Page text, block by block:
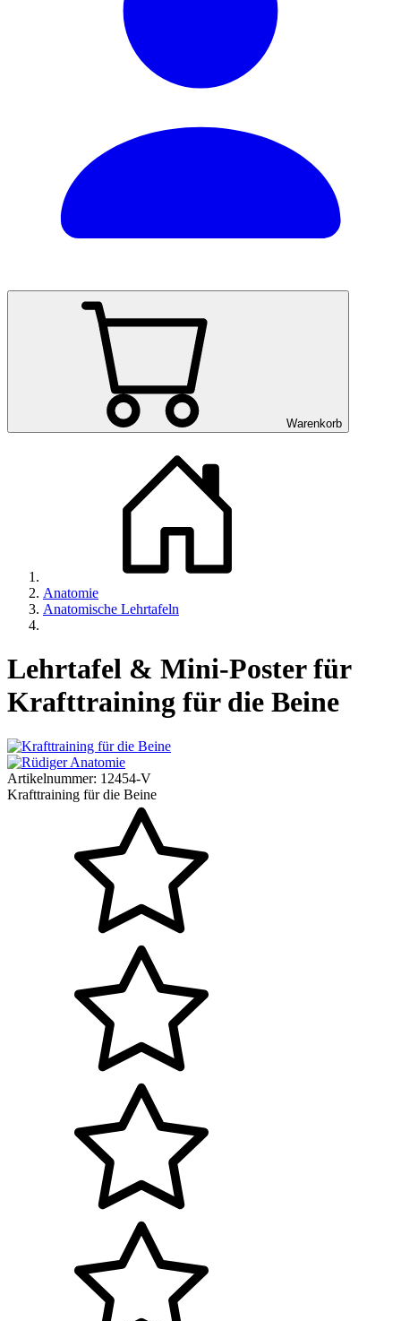
Warenkorb
Anatomie
Anatomische Lehrtafeln
Lehrtafel & Mini-Poster für
Krafttraining für die Beine
Artikelnummer: 12454-V
Krafttraining für die Beine